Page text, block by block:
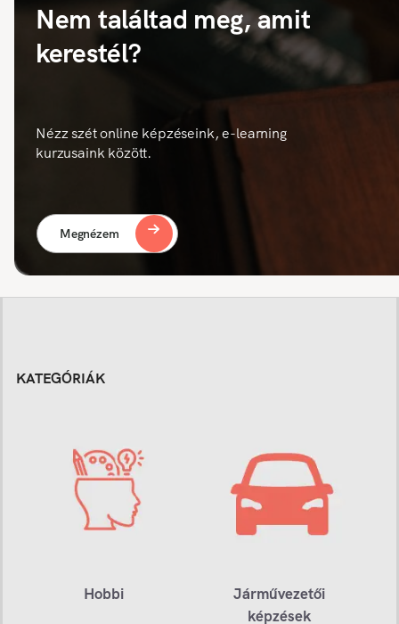
Nem találtad meg, amit
kerestél?
Nézz szét online képzéseink, e-learning
kurzusaink között.
Megnézem
KATEGÓRIÁK
Hobbi
Járművezetői
képzések